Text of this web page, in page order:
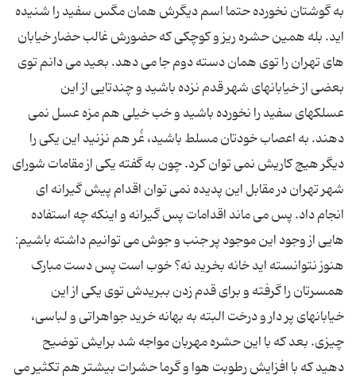
به گوشتان نخورده حتما اسم دیگرش همان مگس سفید را شنیده
اید. بله همین حشره ریز و کوچکی که حضورش غالب حضار خیابان
های تهران را توی همان دسته دوم جا می دهد. بعید می دانم توی
بعضی از خیابانهای شهر قدم نزده باشید و چندتایی از این
عسلکهای سفید را نخورده باشید و خب خیلی هم مزه عسل نمی
دهند. به اعصاب خودتان مسلط باشید، غُر هم نزنید این یکی را
دیگر هیچ کاریش نمی توان کرد. چون به گفته یکی از مقامات شورای
شهر تهران در مقابل این پدیده نمی توان اقدام پیش گیرانه ای
انجام داد. پس می ماند اقدامات پس گیرانه و اینکه چه استفاده
هایی از وجود این موجود پر جنب و جوش می توانیم داشته باشیم:
هنوز نتوانسته اید خانه بخرید نه؟ خوب است پس دست مبارک
همسرتان را گرفته و برای قدم زدن ببریدش توی یکی از این
خیابانهای پر دار و درخت البته به بهانه خرید جواهراتی و لباسی،
چیزی. بعد که با این حشره مهربان مواجه شد برایش توضیح
دهید که با افزایش رطوبت هوا و گرما حشرات بیشتر هم تکثیر می